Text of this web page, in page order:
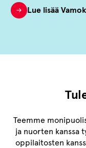
Lue lisää
Teemme
ja nuorten kanssa
oppilaitosten